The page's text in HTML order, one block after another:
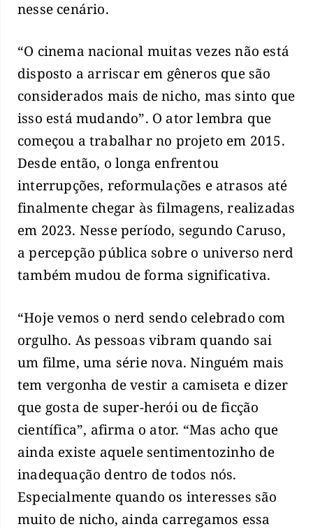
nesse cenário.
“O cinema nacional muitas vezes não está
disposto a arriscar em gêneros que são
considerados mais de nicho, mas sinto que
isso está mudando”. O ator lembra que
começou a trabalhar no projeto em 2015.
Desde então, o longa enfrentou
interrupções, reformulações e atrasos até
finalmente chegar às filmagens, realizadas
em 2023. Nesse período, segundo Caruso,
a percepção pública sobre o universo nerd
também mudou de forma significativa.
“Hoje vemos o nerd sendo celebrado com
orgulho. As pessoas vibram quando sai
um filme, uma série nova. Ninguém mais
tem vergonha de vestir a camiseta e dizer
que gosta de super-herói ou de ficção
científica”, afirma o ator. “Mas acho que
ainda existe aquele sentimentozinho de
inadequação dentro de todos nós.
Especialmente quando os interesses são
muito de nicho, ainda carregamos essa